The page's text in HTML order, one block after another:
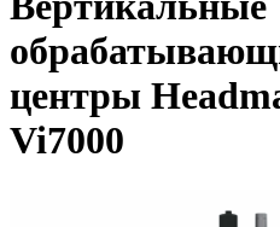
центры
Vi7000